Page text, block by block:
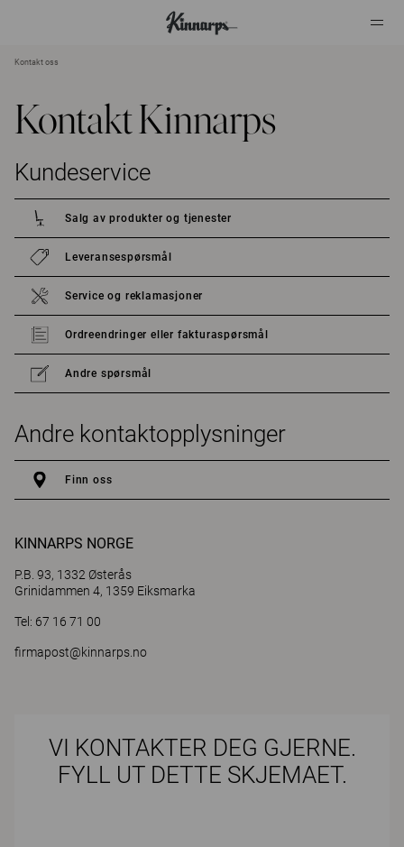
Kontakt oss
Kontakt Kinnarps
Kundeservice
Salg av produkter og tjenester
Leveransespørsmål
Service og reklamasjoner
Ordreendringer eller fakturaspørsmål
Andre spørsmål
Andre kontaktopplysninger
Finn oss
KINNARPS NORGE
P.B. 93, 1332 Østerås
Grinidammen 4, 1359 Eiksmarka
Tel: 67 16 71 00
firmapost@kinnarps.no
VI KONTAKTER DEG GJERNE.
FYLL UT DETTE SKJEMAET.